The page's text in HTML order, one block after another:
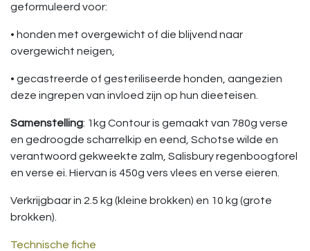
geformuleerd voor:
• honden met overgewicht of die blijvend naar
overgewicht neigen,
• gecastreerde of gesteriliseerde honden, aangezien
deze ingrepen van invloed zijn op hun dieeteisen.
Samenstelling: 1kg Contour is gemaakt van 780g verse
en gedroogde scharrelkip en eend, Schotse wilde en
verantwoord gekweekte zalm, Salisbury regenboogforel
en verse ei. Hiervan is 450g vers vlees en verse eieren.
Verkrijgbaar in 2.5 kg (kleine brokken) en 10 kg (grote
brokken).
Technische fiche